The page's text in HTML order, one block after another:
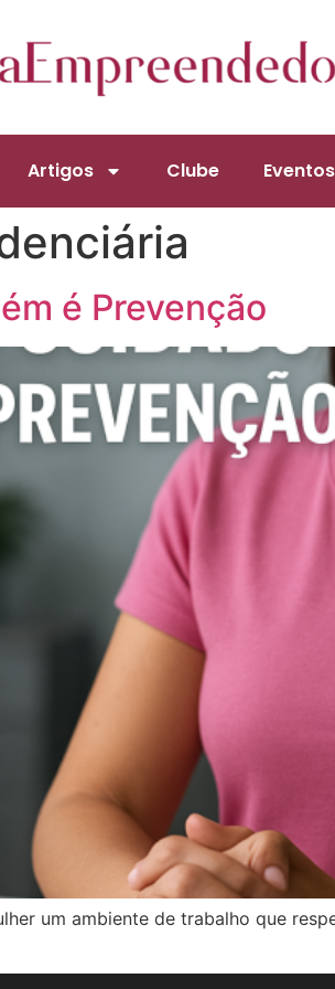
Artigos Clube Eventos
é Prevenção
um ambiente de trabalho que